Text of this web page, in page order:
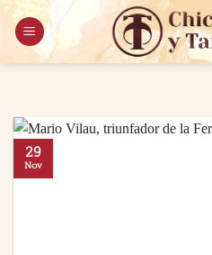
Saltar
contenido
29
Nov